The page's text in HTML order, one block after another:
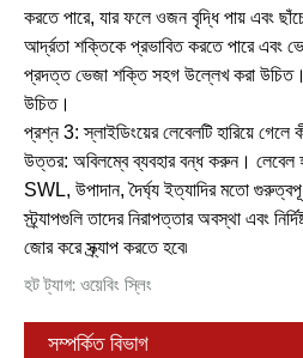
করতে পারে, যার ফলে ওজন বৃদ্ধি পায় এবং
আর্দ্রতা শক্তিকে প্রভাবিত করতে পারে এবং
প্রদত্ত ভেজা শক্তি সহগ উল্লেখ করা
উচিত।
প্রশ্ন 3: স্লাইডিংয়ের লেবেলটি হারিয়ে গেলে
উত্তর: অবিলম্বে ব্যবহার বন্ধ করুন। লেবেল
SWL, উপাদান, দৈর্ঘ্য ইত্যাদির মতো
স্ট্র্যাপগুলি তাদের নিরাপত্তার অবস্থা এবং
জোর করে স্ক্র্যাপ করতে হবে৷
হট ট্যাগ: ওয়েবিং স্লিং
সম্পর্কিত বিভাগ